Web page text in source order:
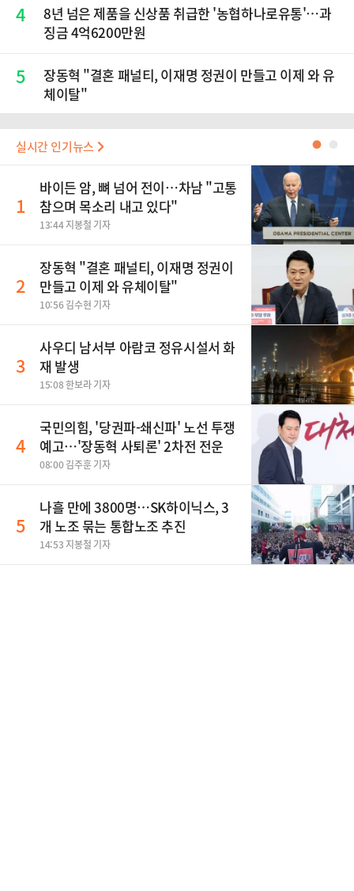
4
8년 넘은 제품을 신상품 취급한 '농협하나로유통'…과
징금 4억6200만원
5
장동혁 "결혼 패널티, 이재명 정권이 만들고 이제 와 유
체이탈"
실시간 인기뉴스 ●
1
바이든 암, 뼈 넘어 전이…차남 "고통
참으며 목소리 내고 있다"
13:44 지봉철 기자
2
장동혁 "결혼 패널티, 이재명 정권이
만들고 이제 와 유체이탈"
10:56 김수현 기자
3
사우디 남서부 아람코 정유시설서 화
재 발생
15:08 한보라 기자
4
국민의힘, '당권파-쇄신파' 노선 투쟁
예고…'장동혁 사퇴론' 2차전 전운
08:00 김주훈 기자
5
나흘 만에 3800명…SK하이닉스, 3
개 노조 묶는 통합노조 추진
14:53 지봉철 기자